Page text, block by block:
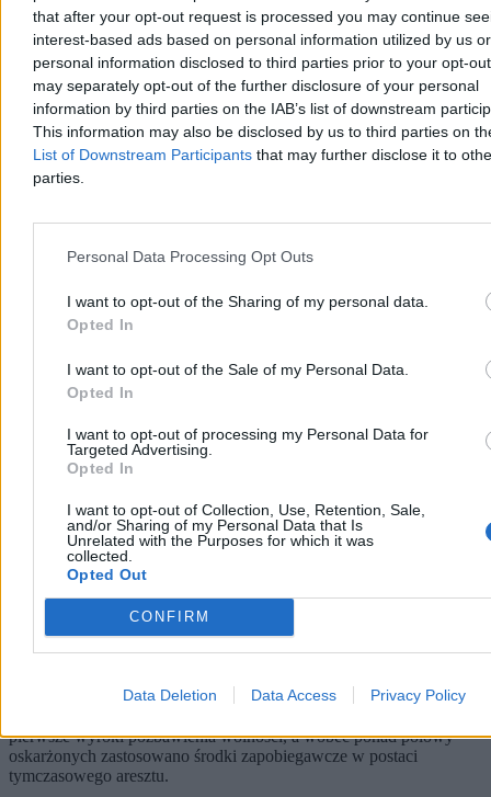
that after your opt-out request is processed you may continue
interest-based ads based on personal information utilized by us or
personal information disclosed to third parties prior to your opt-
may separately opt-out of the further disclosure of your personal
information by third parties on the IAB’s list of downstream
This information may also be disclosed by us to third parties on
List of Downstream Participants that may further disclose it to
parties.
Personal Data Processing Opt Outs
I want to opt-out of the Sharing of my personal data.
Opted In
I want to opt-out of the Sale of my Personal Data.
Opted In
I want to opt-out of processing my Personal Data for
Targeted Advertising.
Opted In
I want to opt-out of Collection, Use, Retention, Sale,
and/or Sharing of my Personal Data that Is
Unrelated with the Purposes for which it was
collected.
Opted Out
CONFIRM
Data Deletion Data Access Privacy Policy
Świat
Maroko rozlicza szturm na Ceutę. Są pierwsze
wyroki więzienia
odpowiadających za udział i pomoc w niedawnym masowym
pierwsze wyroki pozbawienia wolności, a wobec ponad połowy
oskarżonych zastosowano środki zapobiegawcze w postaci
tymczasowego aresztu.